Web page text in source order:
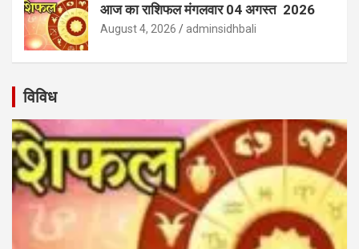
आज का राशिफल मंगलवार 04 अगस्त 2026
August 4, 2026 adminsidhbali
विविध